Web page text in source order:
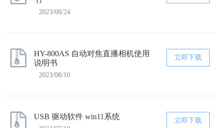
2023/08/24
立即下载
HY-800AS 自动对焦直播相机使用
说明书
2023/08/10
立即下载
USB 驱动软件 win11系统